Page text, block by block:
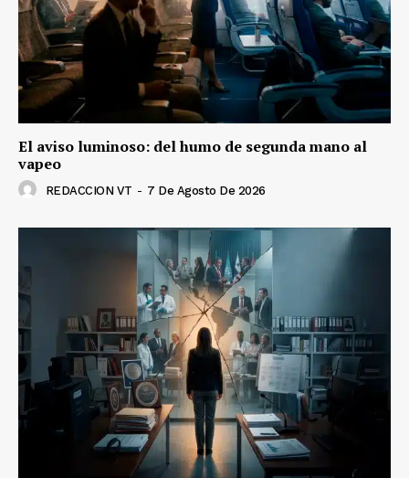
El aviso luminoso: del humo de segunda mano al
vapeo
REDACCION VT - 7 De Agosto De 2026